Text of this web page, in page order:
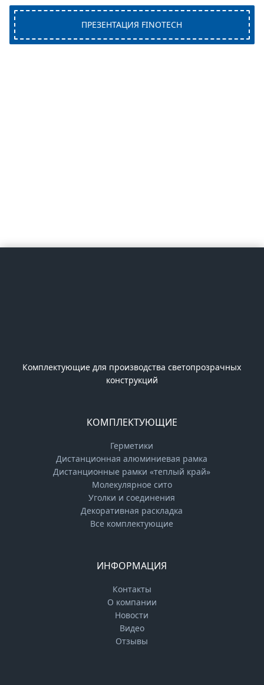
ПРЕЗЕНТАЦИЯ FINOTECH
Комплектующие для производства светопрозрачных
конструкций
КОМПЛЕКТУЮЩИЕ
Герметики
Дистанционная алюминиевая рамка
Дистанционные рамки «теплый край»
Молекулярное сито
Уголки и соединения
Декоративная раскладка
Все комплектующие
ИНФОРМАЦИЯ
Контакты
О компании
Новости
Видео
Отзывы